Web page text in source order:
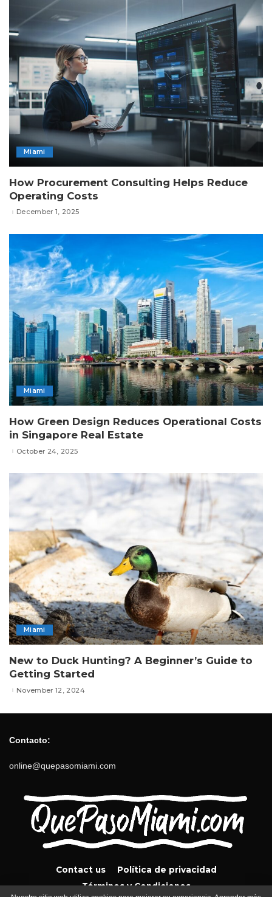
Miami
How Procurement Consulting Helps Reduce
Operating Costs
December 1, 2025
Miami
How Green Design Reduces Operational Costs
in Singapore Real Estate
October 24, 2025
Miami
New to Duck Hunting? A Beginner’s Guide to
Getting Started
November 12, 2024
Contacto:
online@quepasomiami.com
Contact us
Política de privacidad
Términos y Condiciones